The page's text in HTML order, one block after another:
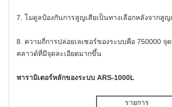
7. โมดูลป้องกันการสูญเสียเป็นทางเลือกหลังจากสู
8. ความถี่การปล่อยเลเซอร์ของระบบคือ
คลาวด์ที่มีจุดละเอียดมากขึ้น
พารามิเตอร์หลักของระบบ ARS-1000L
รายการ